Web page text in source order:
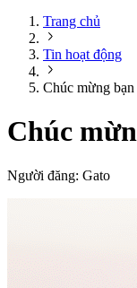
Trang chủ
Tin hoạt động
Chúc mừng
Chúc
Người đăng: Gato